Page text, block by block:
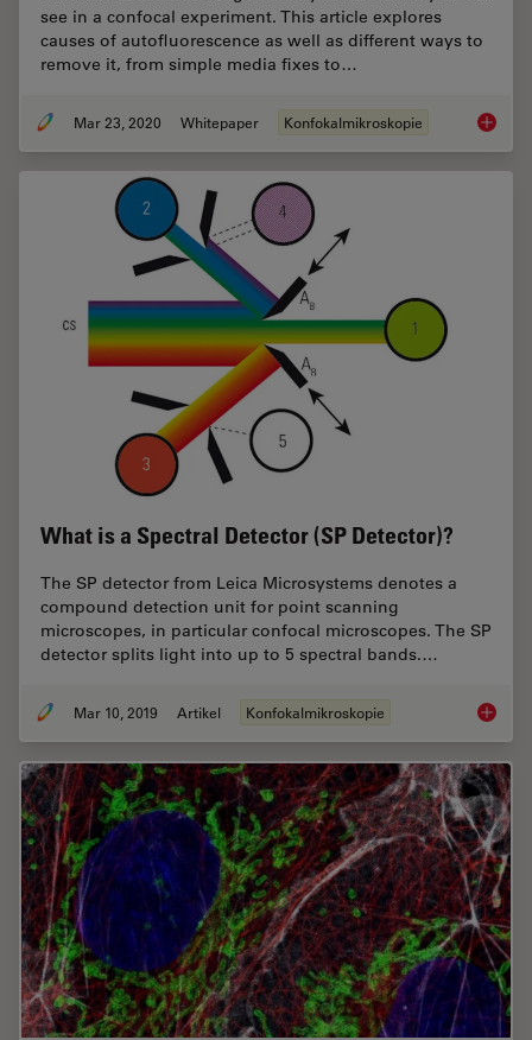
see in a confocal experiment. This article explores
causes of autofluorescence as well as different ways to
remove it, from simple media fixes to…
Mar 23, 2020 Whitepaper Konfokalmikroskopie Learn
What is a Spectral Detector (SP Detector)?
The SP detector from Leica Microsystems denotes a
compound detection unit for point scanning
microscopes, in particular confocal microscopes. The SP
detector splits light into up to 5 spectral bands.…
Mar 10, 2019 Artikel Konfokalmikroskopie What is